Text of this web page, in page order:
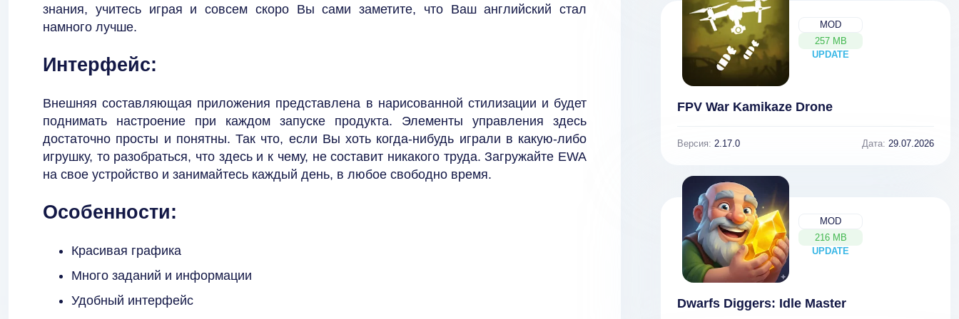
знания, учитесь играя и совсем скоро Вы сами заметите, что Ваш английский стал
намного лучше.
Интерфейс:
Внешняя составляющая приложения представлена в нарисованной стилизации и будет
поднимать настроение при каждом запуске продукта. Элементы управления здесь
достаточно просты и понятны. Так что, если Вы хоть когда-нибудь играли в какую-либо
игрушку, то разобраться, что здесь и к чему, не составит никакого труда. Загружайте EWA
на свое устройство и занимайтесь каждый день, в любое свободно время.
Особенности:
Красивая графика
Много заданий и информации
Удобный интерфейс
MOD
257 MB
UPDATE
NEW
FPV War Kamikaze Drone
Версия: 2.17.0 Дата: 29.07.2026
MOD
216 MB
UPDATE
NEW
Dwarfs Diggers: Idle Master